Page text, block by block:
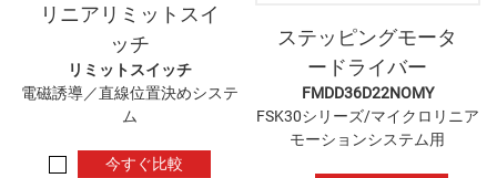
リニアリミットスイ
ッチ
リミットスイッチ
電磁誘導／直線位置決めシステ
ム
今すぐ比較
ステッピングモータ
ードライバー
FMDD36D22NOMY
FSK30シリーズ/マイクロリニア
モーションシステム用